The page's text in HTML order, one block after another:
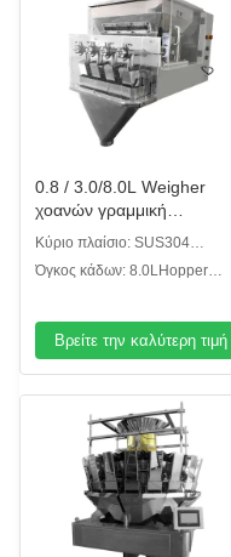
0.8 / 3.0/8.0L Weigher
χοανών γραμμική
χορήγηση της δόσης
κλίμακας για το αλατισμένο
σύστημα ελέγχου σκονών
Κύριο πλαίσιο: SUS304
Weigher χοανών γραμμική
Όγκος κάδων: 8.0LHopper
Βρείτε την καλύτερη τιμή